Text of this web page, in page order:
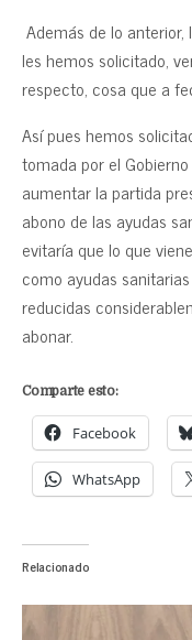
Además de lo
les hemos solicitado,
respecto, cosa que a
Así pues hemos
tomada por el
aumentar la partida
abono de las ayudas
evitaría que lo que
como ayudas
reducidas
abonar.
Comparte esto:
Facebook
WhatsApp
Relacionado